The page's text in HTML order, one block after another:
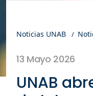
Noticias UNAB
13 Mayo 2026
UNAB